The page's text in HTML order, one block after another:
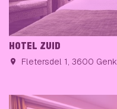
HOTEL ZUID
Fletersdel 1, 3600 Genk